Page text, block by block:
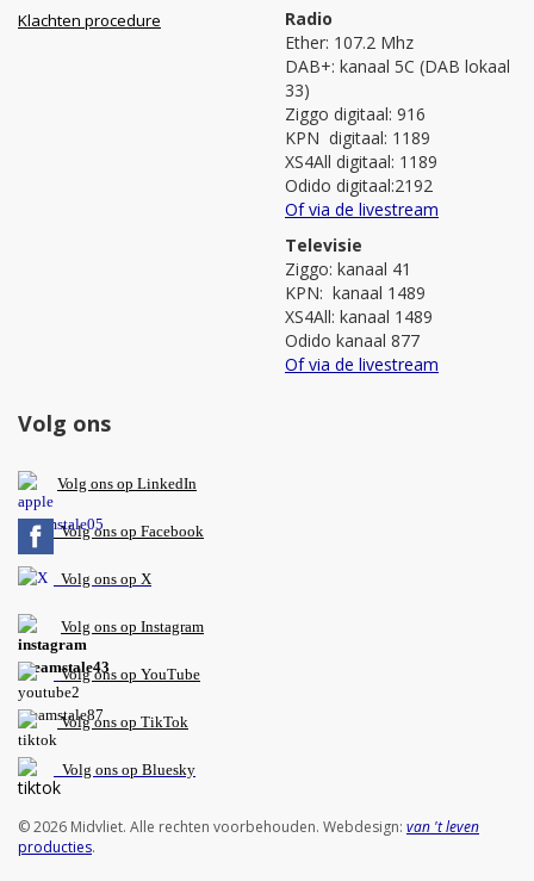
Klachten procedure
Radio
Ether: 107.2 Mhz
DAB+: kanaal 5C (DAB lokaal
33)
Ziggo digitaal: 916
KPN digitaal: 1189
XS4All digitaal: 1189
Odido digitaal:2192
Of via de livestream
Televisie
Ziggo: kanaal 41
KPN: kanaal 1489
XS4All: kanaal 1489
Odido kanaal 877
Of via de livestream
Volg ons
Volg ons op LinkedIn
Volg ons op Facebook
Volg ons op X
Volg ons op Instagram
Volgons op YouTube
Volg ons op TikTok
Volg ons op Bluesky
© 2026 Midvliet. Alle rechten voorbehouden. Webdesign: van 't leven
producties.